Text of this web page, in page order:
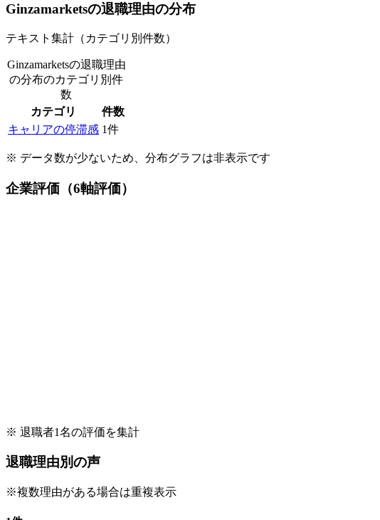
Ginzamarketsの退職理由の分布
テキスト集計（カテゴリ別件数）
Ginzamarketsの退職理由
の分布のカテゴリ別件
数
カテゴリ
件数
キャリアの停滞感 1件
※ データ数が少ないため、分布グラフは非表示です
企業評価（6軸評価）
※ 退職者1名の評価を集計
退職理由別の声
※複数理由がある場合は重複表示